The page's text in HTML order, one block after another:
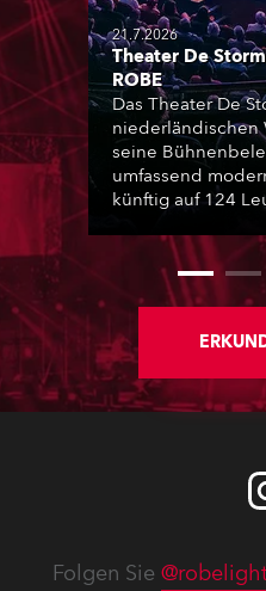
21.7.2026
Theater De
ROBE
Das Theater De
niederländischen
seine
umfassend
künftig auf 124
Audio & Vision
Moving Lights,
Fresnel-
Folgen Sie